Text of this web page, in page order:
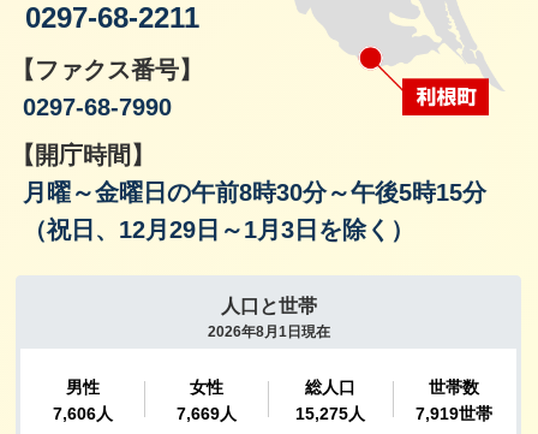
0297-68-2211
【ファクス番号】
0297-68-7990
【開庁時間】
月曜～金曜日の午前8時30分～午後5時15分
（祝日、12月29日～1月3日を除く）